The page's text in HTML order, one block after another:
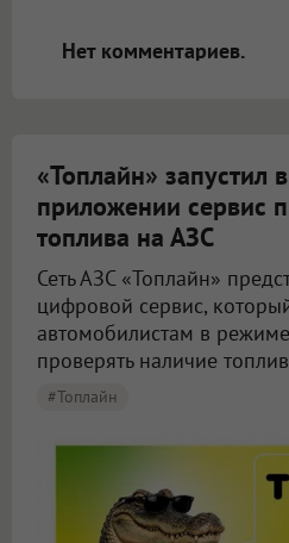
Нет комментариев.
«Топлайн» запустил
приложении сервис
топлива на АЗС
Сеть АЗС «Топлайн»
цифровой сервис,
автомобилистам в
проверять наличие
#Топлайн